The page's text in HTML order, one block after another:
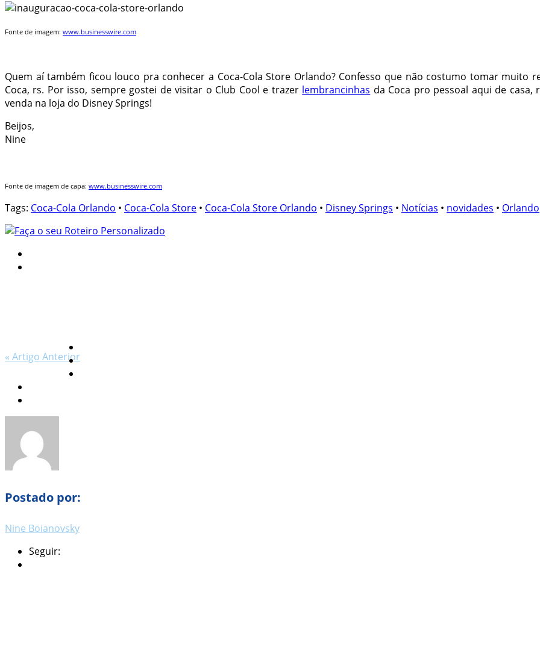
Fonte de imagem: www.businesswire.com
Quem aí também ficou louco pra conhecer a Coca-Cola Store Orlando? Confesso que não costumo tomar muito
Coca, rs. Por isso, sempre gostei de visitar o Club Cool e trazer lembrancinhas da Coca pro pessoal aqui de
venda na loja do Disney Springs!
Beijos,
Nine
Fonte de imagem de capa: www.businesswire.com
Tags: Coca-Cola Orlando • Coca-Cola Store • Coca-Cola Store Orlando • Disney Springs • Notícias • novidades • Orlando
« Artigo Anterior
Postado por:
Nine Boianovsky
Seguir: